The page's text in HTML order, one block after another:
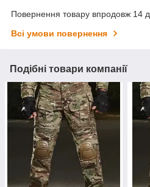
Повернення товару впродовж 14
Всі умови повернення
Подібні товари компанії